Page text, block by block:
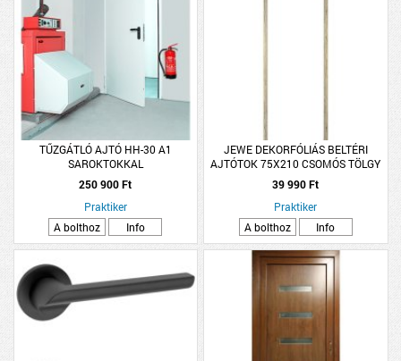
TŰZGÁTLÓ AJTÓ HH-30 A1
SAROKTOKKAL
875*2125CM,RAL9002,KILINCCSEL
250 900 Ft
Praktiker
A bolthoz
Info
JEWE DEKORFÓLIÁS BELTÉRI
AJTÓTOK 75X210 CSOMÓS TÖLGY
BAL BLOKK TOK
39 990 Ft
Praktiker
A bolthoz
Info